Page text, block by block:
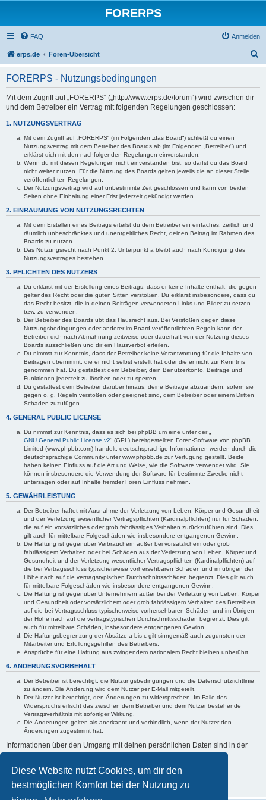
Diese Website nutzt Cookies, um dir den
bestmöglichen Komfort bei der Nutzung zu
FORERPS
FAQ Anmelden
erps.de Foren-Übersicht
FORERPS - Nutzungsbedingungen
Mit dem Zugriff auf „FORERPS“ („http://www.erps.de/forum“) wird zwischen dir
und dem Betreiber ein Vertrag mit folgenden Regelungen geschlossen:
1. NUTZUNGSVERTRAG
Mit dem Zugriff auf „FORERPS“ (im Folgenden „das Board“) schließt du einen
Nutzungsvertrag mit dem Betreiber des Boards ab (im Folgenden „Betreiber“) und
erklärst dich mit den nachfolgenden Regelungen einverstanden.
Wenn du mit diesen Regelungen nicht einverstanden bist, so darfst du das Board
nicht weiter nutzen. Für die Nutzung des Boards gelten jeweils die an dieser Stelle
veröffentlichten Regelungen.
Der Nutzungsvertrag wird auf unbestimmte Zeit geschlossen und kann von beiden
Seiten ohne Einhaltung einer Frist jederzeit gekündigt werden.
2. EINRÄUMUNG VON NUTZUNGSRECHTEN
Mit dem Erstellen eines Beitrags erteilst du dem Betreiber ein einfaches, zeitlich und
räumlich unbeschränktes und unentgeltliches Recht, deinen Beitrag im Rahmen des
Boards zu nutzen.
Das Nutzungsrecht nach Punkt 2, Unterpunkt a bleibt auch nach Kündigung des
Nutzungsvertrages bestehen.
3. PFLICHTEN DES NUTZERS
Du erklärst mit der Erstellung eines Beitrags, dass er keine Inhalte enthält, die gegen
geltendes Recht oder die guten Sitten verstoßen. Du erklärst insbesondere, dass du
das Recht besitzt, die in deinen Beiträgen verwendeten Links und Bilder zu setzen
bzw. zu verwenden.
Der Betreiber des Boards übt das Hausrecht aus. Bei Verstößen gegen diese
Nutzungsbedingungen oder anderer im Board veröffentlichten Regeln kann der
Betreiber dich nach Abmahnung zeitweise oder dauerhaft von der Nutzung dieses
Boards ausschließen und dir ein Hausverbot erteilen.
Du nimmst zur Kenntnis, dass der Betreiber keine Verantwortung für die Inhalte von
Beiträgen übernimmt, die er nicht selbst erstellt hat oder die er nicht zur Kenntnis
genommen hat. Du gestattest dem Betreiber, dein Benutzerkonto, Beiträge und
Funktionen jederzeit zu löschen oder zu sperren.
Du gestattest dem Betreiber darüber hinaus, deine Beiträge abzuändern, sofern sie
gegen o. g. Regeln verstoßen oder geeignet sind, dem Betreiber oder einem Dritten
Schaden zuzufügen.
4. GENERAL PUBLIC LICENSE
Du nimmst zur Kenntnis, dass es sich bei phpBB um eine unter der „
GNU General Public License v2“ (GPL) bereitgestellten Foren-Software von phpBB
Limited (www.phpbb.com) handelt; deutschsprachige Informationen werden durch die
deutschsprachige Community unter www.phpbb.de zur Verfügung gestellt. Beide
haben keinen Einfluss auf die Art und Weise, wie die Software verwendet wird. Sie
können insbesondere die Verwendung der Software für bestimmte Zwecke nicht
untersagen oder auf Inhalte fremder Foren Einfluss nehmen.
5. GEWÄHRLEISTUNG
Der Betreiber haftet mit Ausnahme der Verletzung von Leben, Körper und Gesundheit
und der Verletzung wesentlicher Vertragspflichten (Kardinalpflichten) nur für Schäden,
die auf ein vorsätzliches oder grob fahrlässiges Verhalten zurückzuführen sind. Dies
gilt auch für mittelbare Folgeschäden wie insbesondere entgangenen Gewinn.
Die Haftung ist gegenüber Verbrauchern außer bei vorsätzlichem oder grob
fahrlässigem Verhalten oder bei Schäden aus der Verletzung von Leben, Körper und
Gesundheit und der Verletzung wesentlicher Vertragspflichten (Kardinalpflichten) auf
die bei Vertragsschluss typischerweise vorhersehbaren Schäden und im übrigen der
Höhe nach auf die vertragstypischen Durchschnittsschäden begrenzt. Dies gilt auch
für mittelbare Folgeschäden wie insbesondere entgangenen Gewinn.
Die Haftung ist gegenüber Unternehmern außer bei der Verletzung von Leben, Körper
und Gesundheit oder vorsätzlichem oder grob fahrlässigem Verhalten des Betreibers
auf die bei Vertragsschluss typischerweise vorhersehbaren Schäden und im Übrigen
der Höhe nach auf die vertragstypischen Durchschnittsschäden begrenzt. Dies gilt
auch für mittelbare Schäden, insbesondere entgangenen Gewinn.
Die Haftungsbegrenzung der Absätze a bis c gilt sinngemäß auch zugunsten der
Mitarbeiter und Erfüllungsgehilfen des Betreibers.
Ansprüche für eine Haftung aus zwingendem nationalem Recht bleiben unberührt.
6. ÄNDERUNGSVORBEHALT
Der Betreiber ist berechtigt, die Nutzungsbedingungen und die Datenschutzrichtlinie
zu ändern. Die Änderung wird dem Nutzer per E-Mail mitgeteilt.
Der Nutzer ist berechtigt, den Änderungen zu widersprechen. Im Falle des
Widerspruchs erlischt das zwischen dem Betreiber und dem Nutzer bestehende
Vertragsverhältnis mit sofortiger Wirkung.
Die Änderungen gelten als anerkannt und verbindlich, wenn der Nutzer den
Änderungen zugestimmt hat.
Informationen über den Umgang mit deinen persönlichen Daten sind in der
Datenschutzrichtlinie enthalten.
Zurück zur vorherigen Seite